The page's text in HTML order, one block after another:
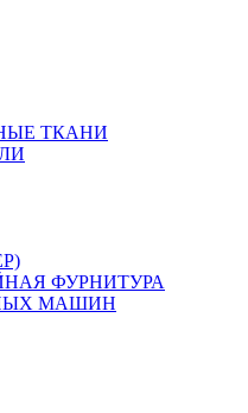
ТКАНИ
ФУРНИТУРА
МАШИН